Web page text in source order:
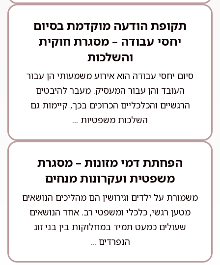
תקופת הודעה מוקדמת בסיום
יחסי עבודה – מסגרת חוקית
והשלכות
סיום יחסי עבודה הוא אירוע משמעותי הן עבור
העובד והן עבור המעסיק. מעבר להיבטים
הרגשיים והכלכליים הכרוכים בכך, קיימות גם
השלכות משפטיות ...
הפחתת דמי מזונות – מסגרת
משפטית ועקרונות מנחים
משמורת על ילדים וגירושין הם מהליכים הנושאים
מטען רגשי, כלכלי ומשפטי רב. אחד הנושאים
שעולים כמעט תמיד במחלוקות בין בני זוג
הנפרדים ...